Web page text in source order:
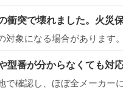
衝突で壊れました。火災
対象になる場合があります
型番が分からなくても対
で確認し、ほぼ全メーカー